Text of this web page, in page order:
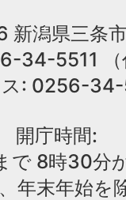
新潟県三条
34-5511
ス: 0256-
開庁時間:
で 8時30分
、年末年始を